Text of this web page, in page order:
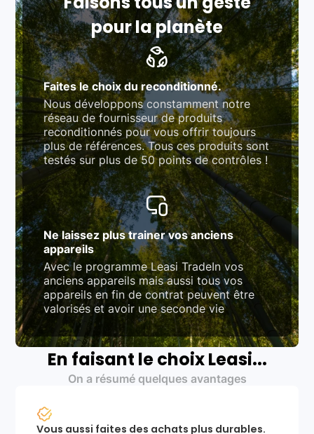
pour la planète
Faites le choix du reconditionné.
Nous développons constamment notre
réseau de fournisseur de produits
reconditionnés pour vous offrir toujours
plus de références. Tous ces produits sont
testés sur plus de 50 points de contrôles !
Ne laissez plus trainer vos anciens
appareils
Avec le programme Leasi TradeIn vos
anciens appareils mais aussi tous vos
appareils en fin de contrat peuvent être
valorisés et avoir une seconde vie
En faisant le choix Leasi...
On a résumé quelques avantages
Vous aussi faites des achats plus durables.